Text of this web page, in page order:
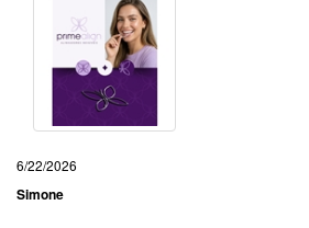
6/22/2026
Simone